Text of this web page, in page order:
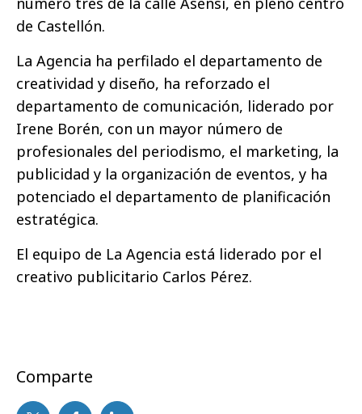
de Castellón.
La Agencia ha perfilado el departamento de
creatividad y diseño, ha reforzado el
departamento de comunicación, liderado por
Irene Borén, con un mayor número de
profesionales del periodismo, el marketing, la
publicidad y la organización de eventos, y ha
potenciado el departamento de planificación
estratégica.
El equipo de La Agencia está liderado por el
creativo publicitario Carlos Pérez.
Comparte